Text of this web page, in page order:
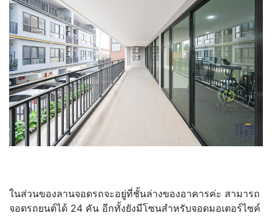
ในส่วนของลานจอดรถจะอยู่ที่ชั้นล่างของอาคารค่ะ สามารถ
จอดรถยนต์ได้ 24 คัน อีกทั้งยังมีโซนสำหรับจอดมอเตอร์ไซค์